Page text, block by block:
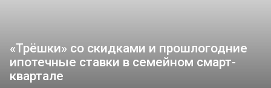
«Трёшки» со скидками и прошлогодние
ипотечные ставки в семейном смарт-
квартале